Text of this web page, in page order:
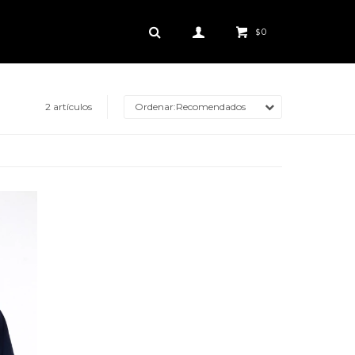
$0
2 artículos Recomendados